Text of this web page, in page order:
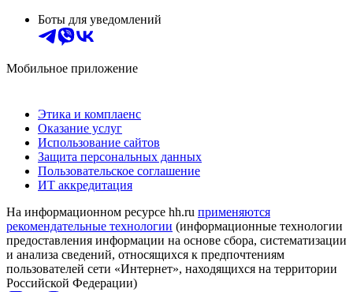
Боты для уведомлений
Мобильное приложение
Этика и комплаенс
Оказание услуг
Использование сайтов
Защита персональных данных
Пользовательское соглашение
ИТ аккредитация
На информационном ресурсе hh.ru применяются
рекомендательные технологии (информационные технологии
предоставления информации на основе сбора, систематизации
и анализа сведений, относящихся к предпочтениям
пользователей сети «Интернет», находящихся на территории
Российской Федерации)